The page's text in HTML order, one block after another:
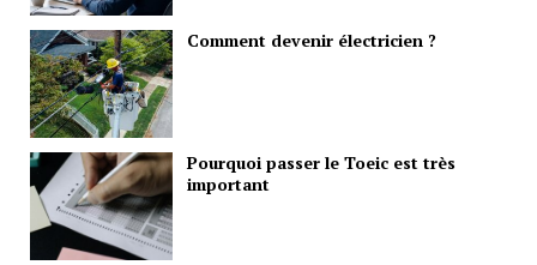
Comment devenir électricien ?
Pourquoi passer le Toeic est très
important